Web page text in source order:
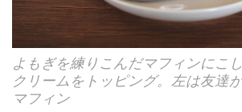
よもぎを練りこんだマフィンにこ
クリームをトッピング。左は友達
マフィン